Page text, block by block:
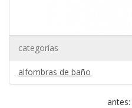
categorías
alfombras de baño
antes: